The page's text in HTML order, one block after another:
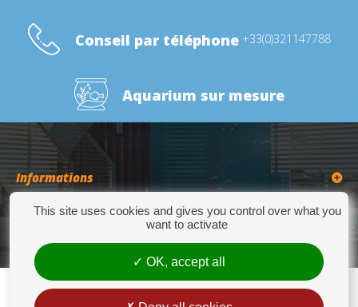
Conseil par téléphone +33(0)321147788
Aquarium sur mesure
Informations
Catégories
This site uses cookies and gives you control over what you
want to activate
OK, accept all